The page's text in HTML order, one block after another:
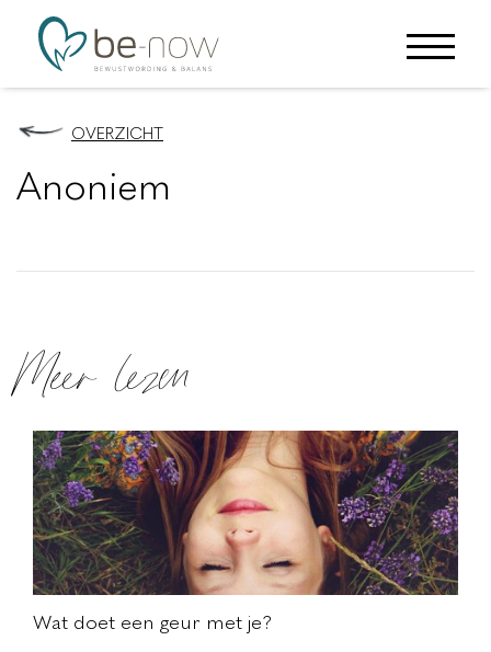
OVERZICHT
Anoniem
Meer lezen
Wat doet een geur met je?